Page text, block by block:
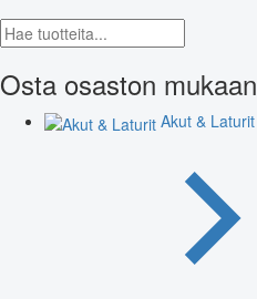
Osta osaston mukaan
Akut & Laturit